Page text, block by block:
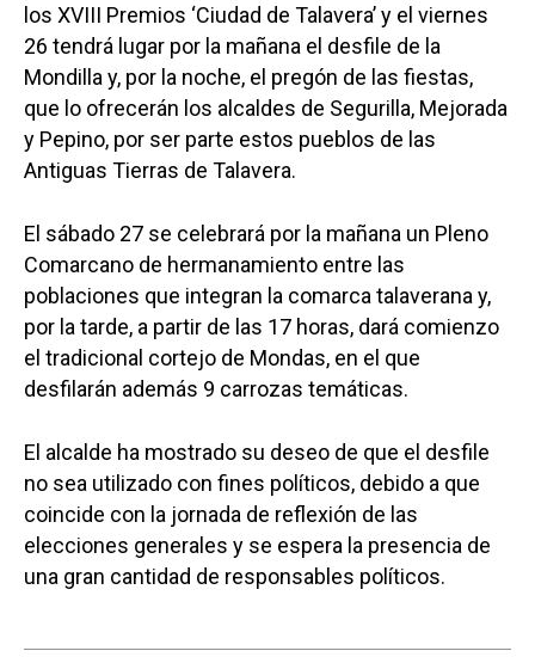
los XVIII Premios ‘Ciudad de Talavera’ y el viernes
26 tendrá lugar por la mañana el desfile de la
Mondilla y, por la noche, el pregón de las fiestas,
que lo ofrecerán los alcaldes de Segurilla, Mejorada
y Pepino, por ser parte estos pueblos de las
Antiguas Tierras de Talavera.
El sábado 27 se celebrará por la mañana un Pleno
Comarcano de hermanamiento entre las
poblaciones que integran la comarca talaverana y,
por la tarde, a partir de las 17 horas, dará comienzo
el tradicional cortejo de Mondas, en el que
desfilarán además 9 carrozas temáticas.
El alcalde ha mostrado su deseo de que el desfile
no sea utilizado con fines políticos, debido a que
coincide con la jornada de reflexión de las
elecciones generales y se espera la presencia de
una gran cantidad de responsables políticos.
Castilla-La
Toledo
Ciudad Real
Sanidad